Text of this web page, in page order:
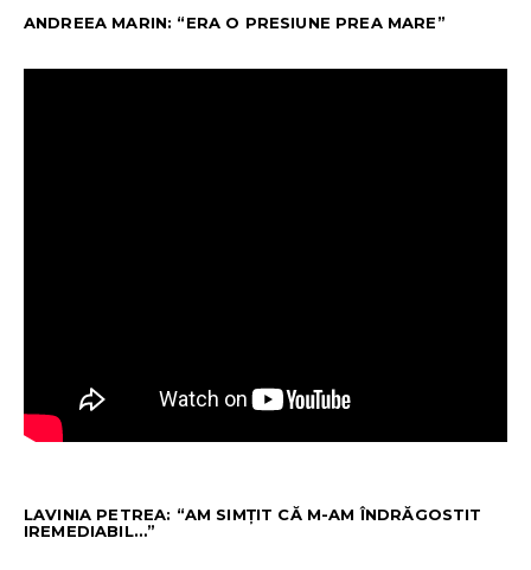
ANDREEA MARIN: “ERA O PRESIUNE PREA MARE”
LAVINIA PETREA: “AM SIMȚIT CĂ M-AM ÎNDRĂGOSTIT
IREMEDIABIL…”